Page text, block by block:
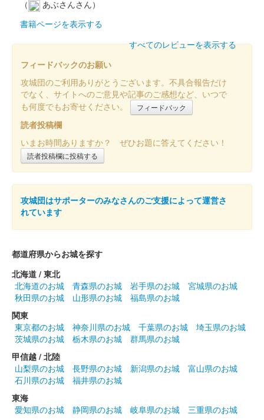
その後、8月11日から現地で販売。
和歌山城 御城印 令和七年夏限定
和歌山城 切り絵御城印 令和七年版
販売終了
切り絵師・尾之善(おのぜん)氏が作成した、和歌山城の令和七年
度の切り絵御城印。「令和七乙巳歳」の文言入り。
和歌山城 御城印
和歌山城 御城印
和歌山城を中心とした絵地図がデザインされている。
和歌山城 御城印 令和七年春限定
販売終了
和歌山城 御城印
「天守と紀州犬」
（
あぶさんさん）
書籍ページを表示する
すべてのレビューを表示する
フィードバックのお願い
攻城団のご利用ありがとうございます。不具合報告だけ
でなく、サイトへのご意見や記事のご感想など、いつで
も何度でもお寄せください。
フィードバック
読者投稿欄
いまお時間ありますか？ ぜひお題に答えてください！
読者投稿欄に投稿する
攻城団はサポーターのみなさんのご支援によって運営さ
れています
都道府県からお城を探す
北海道 / 東北
北海道のお城
青森県のお城 岩手県のお城
宮城県のお城
秋田県のお城
山形県のお城
福島県のお城
関東
東京都のお城
神奈川県のお城 千葉県のお城
埼玉県のお城
茨城県のお城
栃木県のお城
群馬県のお城
甲信越 / 北陸
山梨県のお城
長野県のお城 新潟県のお城
富山県のお城
石川県のお城
福井県のお城
東海
愛知県のお城
静岡県のお城 岐阜県のお城
三重県のお城